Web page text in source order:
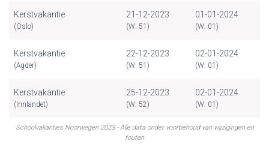
Schoolvakanties Noorwegen 2023 - Alle data onder voorbehoud van wijzigingen en
fouten
Kerstvakantie
(Oslo)
21-12-2023
(W: 51)
01-01-2024
(W: 01)
Kerstvakantie
(Agder)
22-12-2023
(W: 51)
02-01-2024
(W: 01)
Kerstvakantie
(Innlandet)
25-12-2023
(W: 52)
02-01-2024
(W: 01)